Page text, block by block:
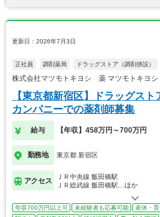
更新日：2026年7月3日
正社員 調剤薬局 ドラッグストア（調剤併設）
株式会社マツモトキヨシ 薬 マツモトキヨシ
【東京都新宿区】ドラッグス
カンパニーでの薬剤師募集
給与 【年収】458万円～700万円
勤務地 東京都 新宿区
アクセス
ＪＲ中央線 飯田橋駅
ＪＲ総武線 飯田橋駅…ほか
年収700万円以上可 未経験者も応募可能 産休・